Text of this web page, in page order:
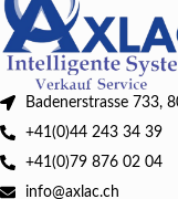
Badenerstrasse 733,
+41(0)44 243 34 39
+41(0)79 876 02 04
info@axlac.ch